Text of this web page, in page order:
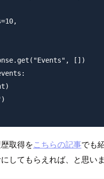
[])
取得をこちらの記事でも
してもらえれば、と思いま